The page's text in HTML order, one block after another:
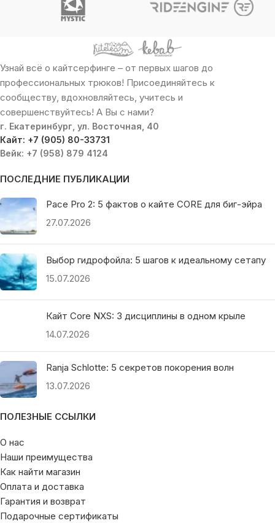
Узнай всё о кайтсерфинге – от первых шагов до
профессиональных трюков! Присоединяйтесь к
сообществу, вдохновляйтесь, учитесь и
совершенствуйтесь! А Вы с нами?
г. Екатеринбург, ул. Восточная, 40
Кайт: +7 (905) 80-33731
Вейк: +7 (958) 879 4124
ПОСЛЕДНИЕ ПУБЛИКАЦИИ
Pace Pro 2: 5 фактов о кайте CORE для биг-эйра
27.07.2026
Выбор гидрофойла: 5 шагов к идеальному сетапу
15.07.2026
Кайт Core NXS: 3 дисциплины в одном крыле
14.07.2026
Ranja Schlotte: 5 секретов покорения волн
13.07.2026
ПОЛЕЗНЫЕ ССЫЛКИ
О нас
Наши преимущества
Как найти магазин
Оплата и доставка
Гарантия и возврат
Подарочные сертификаты